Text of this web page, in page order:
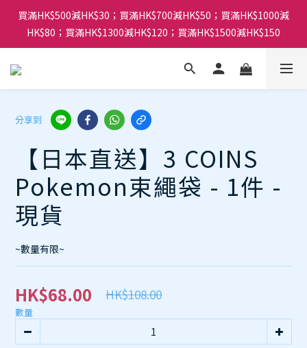
買滿HK$500減HK$30；買滿HK$700減HK$50；買滿HK$1000減
HK$80；買滿HK$1300減HK$120；買滿HK$1500減HK$150
分享到
【日本直送】3 COINS
Pokemon束繩袋 - 1件 -
現貨
~數量有限~
HK$68.00 HK$108.00
數量